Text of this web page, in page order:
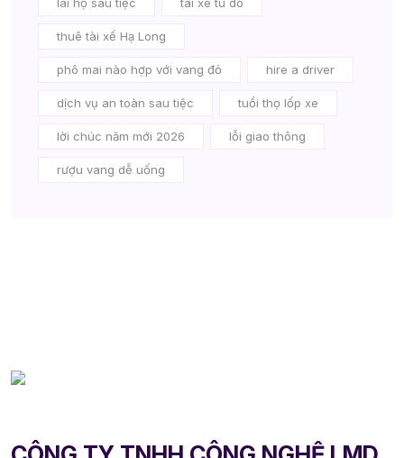
thuê tài xế Hạ Long
phô mai nào hợp với vang đỏ hire a driver
dịch vụ an toàn sau tiệc tuổi thọ lốp xe
lời chúc năm mới 2026 lỗi giao thông
rượu vang dễ uống